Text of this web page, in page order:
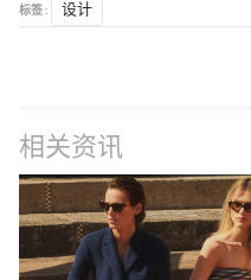
标签 : 设计
相关资讯